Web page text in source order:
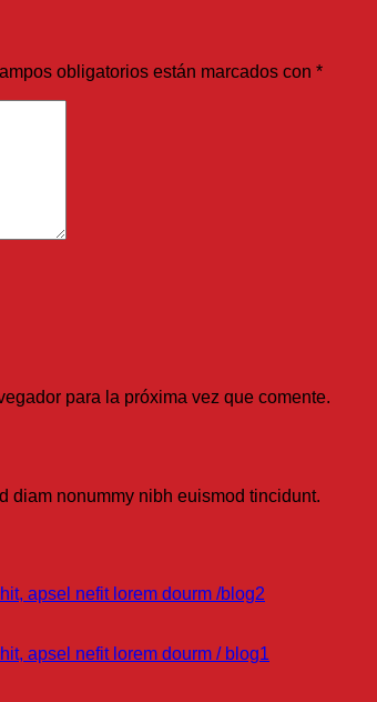
obligatorios están marcados con *
para la próxima vez que comente.
diam nonummy nibh euismod tincidunt.
apsel nefit lorem dourm /blog2
apsel nefit lorem dourm / blog1